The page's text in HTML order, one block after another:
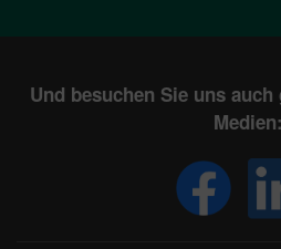
Und besuchen Sie uns
Medien: